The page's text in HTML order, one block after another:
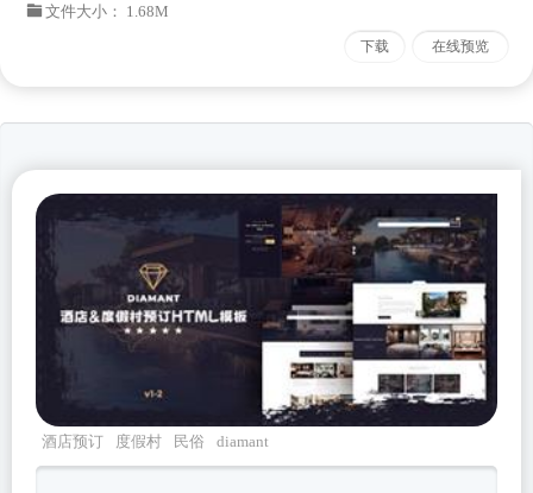
文件大小： 1.68M
下载 在线预览
酒店预订 度假村 民俗 diamant